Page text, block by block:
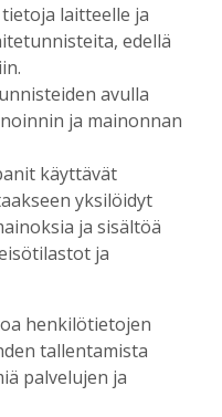
50 vuotta – vaikka
sanoo
oppineensa myös
09:00
laitteelle ja
edellä
avulla
ja mainonnan
käyttävät
yksilöidyt
ja sisältöä
ja
henkilötietojen
tallentamista
palvelujen ja